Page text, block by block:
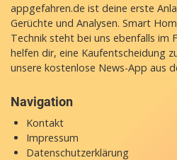
appgefahren.de ist deine erste
Gerüchte und Analysen. Smart
Technik steht bei uns ebenfalls im
helfen dir, eine Kaufentscheidung
unsere kostenlose News-App aus
Navigation
Kontakt
Impressum
Datenschutzerklärung